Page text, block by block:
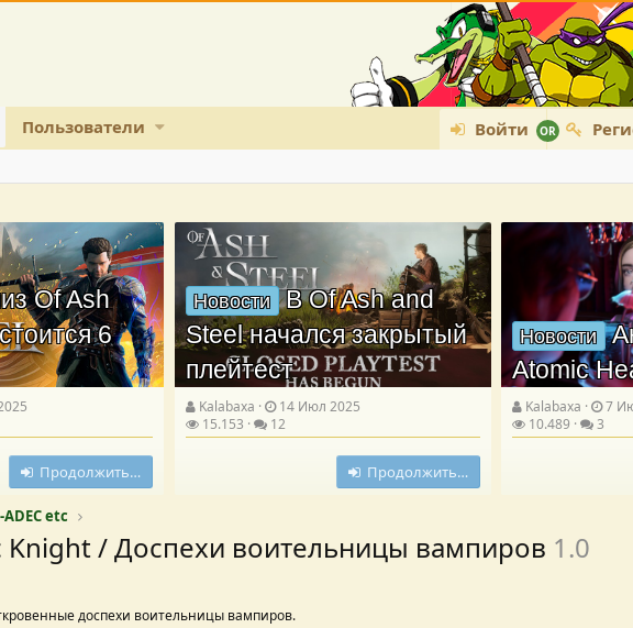
Пользователи Войти
Of Ash
6
Продолжить…
Новости В Of Ash and
Steel начался закрытый
плейтест
Kalabaxa
14 Июл 2025
15.153
12
Продолжить…
Новости
Atomic
Kalabaxa
7
10.489
3
etc
Knight / Доспехи воительницы вампиров 1.0
доспехи воительницы вампиров.